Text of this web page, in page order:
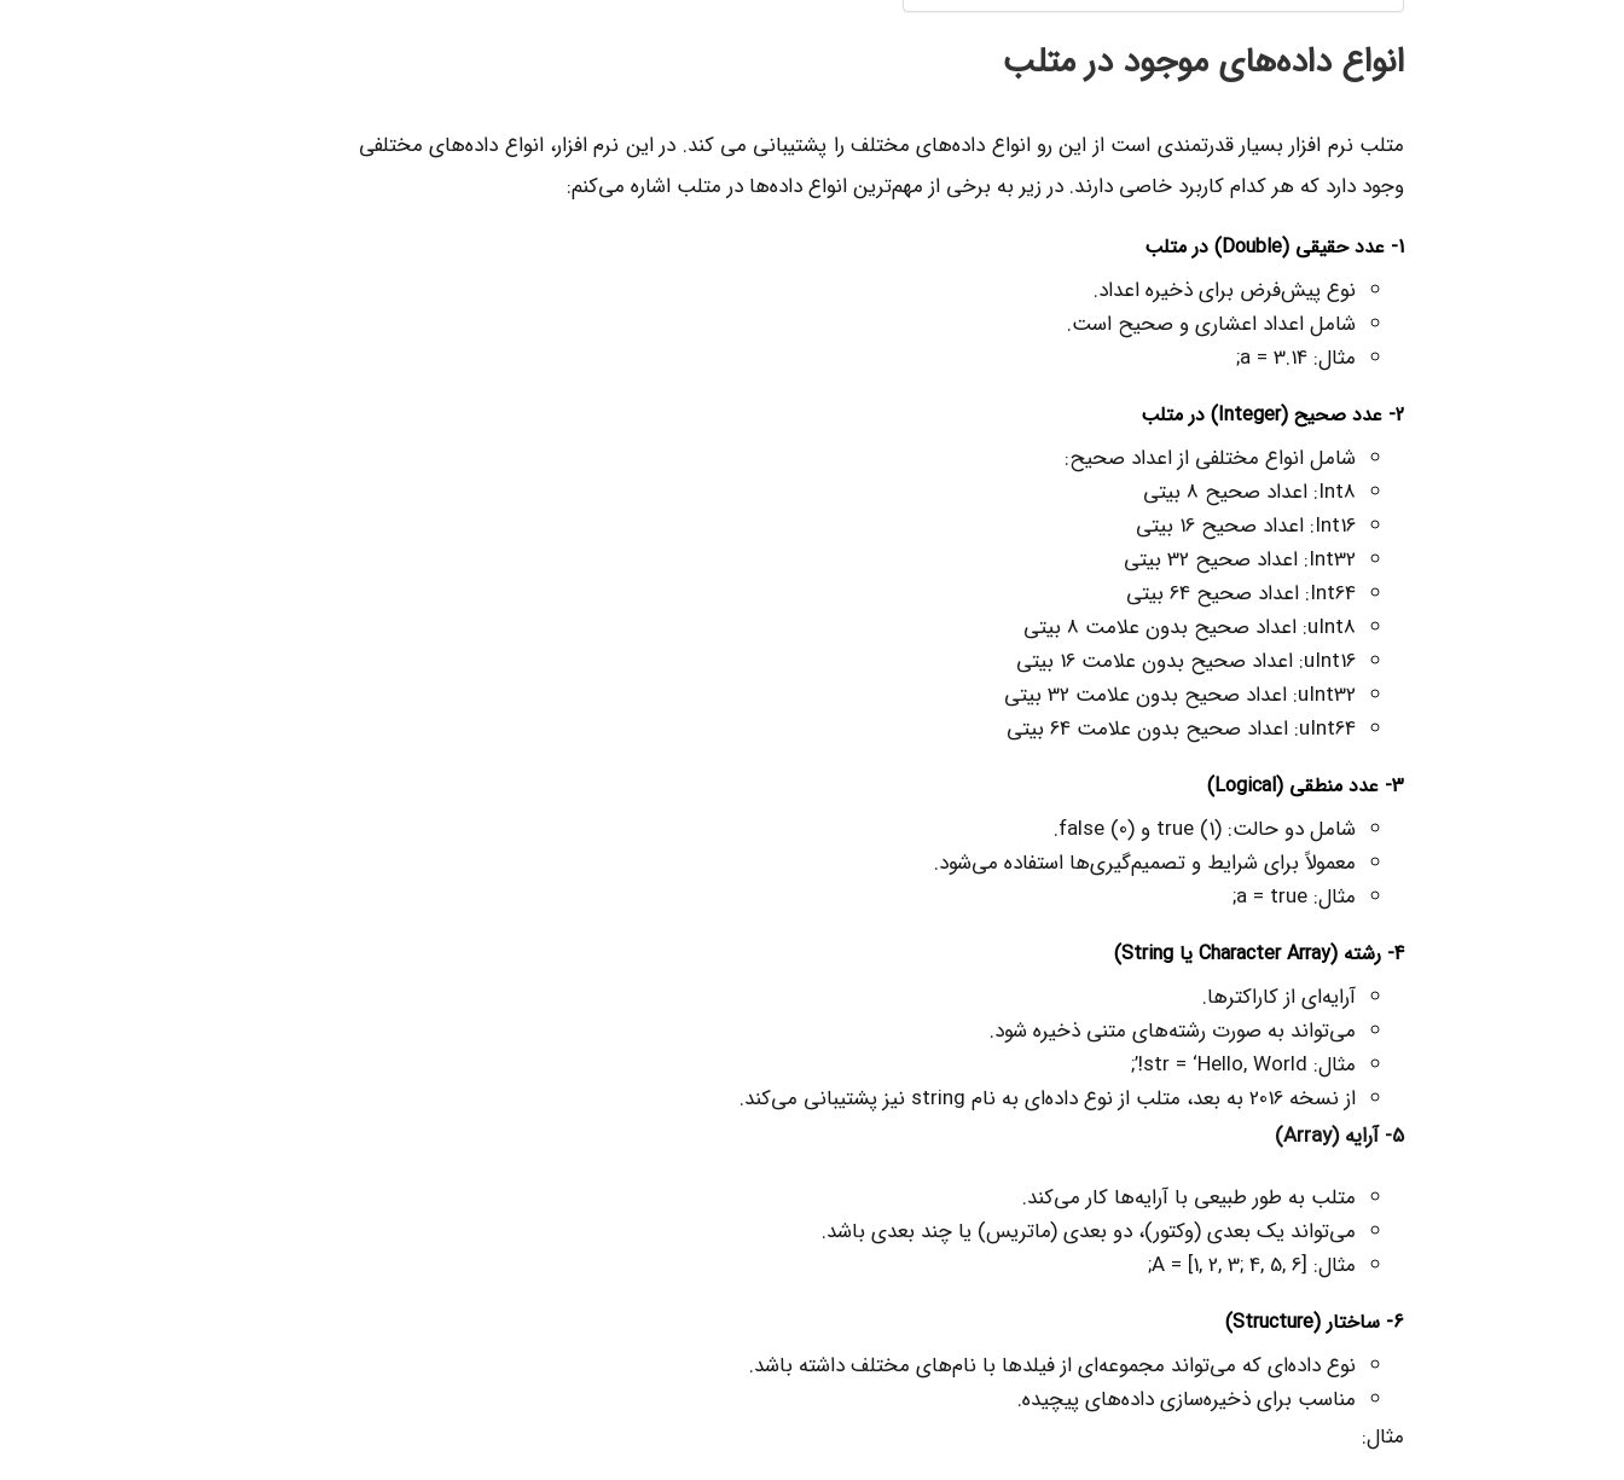
انواع داده‌های موجود در متلب
متلب نرم افزار بسیار قدرتمندی است از این رو انواع داده‌های مختلف را پشتیبانی می کند. در این نرم افزار، انواع داده‌های مختلفی
وجود دارد که هر کدام کاربرد خاصی دارند. در زیر به برخی از مهم‌ترین انواع داده‌ها در متلب اشاره می‌کنم:
1- عدد حقیقی ( Double) در متلب
نوع پیش‌فرض برای ذخیره اعداد.
شامل اعداد اعشاری و صحیح است.
مثال: a = 3.14;
2- عدد صحیح ( Integer) در متلب
شامل انواع مختلفی از اعداد صحیح:
Int8: اعداد صحیح 8 بیتی
Int16: اعداد صحیح 16 بیتی
Int32: اعداد صحیح 32 بیتی
Int64: اعداد صحیح 64 بیتی
uInt8: اعداد صحیح بدون علامت 8 بیتی
uInt16: اعداد صحیح بدون علامت 16 بیتی
uInt32: اعداد صحیح بدون علامت 32 بیتی
uInt64: اعداد صحیح بدون علامت 64 بیتی
3- عدد منطقی ( Logical
)
شامل دو حالت: (1) true و (0) false.
معمولاً برای شرایط و تصمیم‌گیری‌ها استفاده می‌شود.
مثال: a = true;
4- رشته ( Character Array یا String
)
آرایه‌ای از کاراکترها.
می‌تواند به صورت رشته‌های متنی ذخیره شود.
مثال: str = ‘Hello, World!’;
از نسخه 2016 به بعد، متلب از نوع داده‌ای به نام string نیز پشتیبانی می‌کند.
5- آرایه (
Array
)
متلب به طور طبیعی با آرایه‌ها کار می‌کند.
می‌تواند یک بعدی (وکتور)، دو بعدی (ماتریس) یا چند بعدی باشد.
مثال: A = [1, 2, 3; 4, 5, 6];
6- ساختار ( Structure
)
نوع داده‌ای که می‌تواند مجموعه‌ای از فیلدها با نام‌های مختلف داشته باشد.
مناسب برای ذخیره‌سازی داده‌های پیچیده.
مثال: